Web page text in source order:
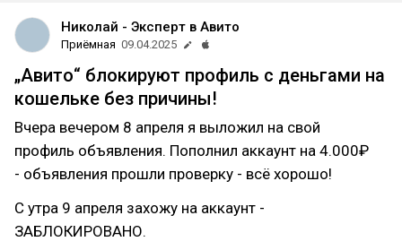
Николай - Эксперт в Авито
Приёмная 09.04.2025
„Авито“ блокируют профиль с деньгами на
кошельке без причины!
Вчера вечером 8 апреля я выложил на свой
профиль объявления. Пополнил аккаунт на 4.000₽
- объявления прошли проверку - всё хорошо!
С утра 9 апреля захожу на аккаунт -
ЗАБЛОКИРОВАНО.